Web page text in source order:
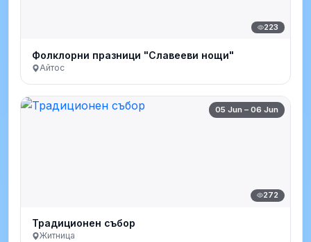
223
Фолклорни празници "Славееви нощи"
Айтос
05 Jun – 06 Jun
272
Традиционен събор
Житница